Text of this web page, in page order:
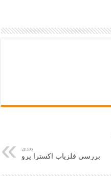
بعدی
بررسی فلزیاب اکسترا پرو